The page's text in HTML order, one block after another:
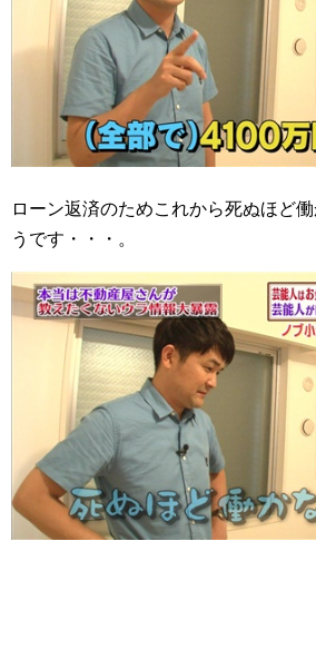
ローン返済のためこれから死ぬほど
うです・・・。